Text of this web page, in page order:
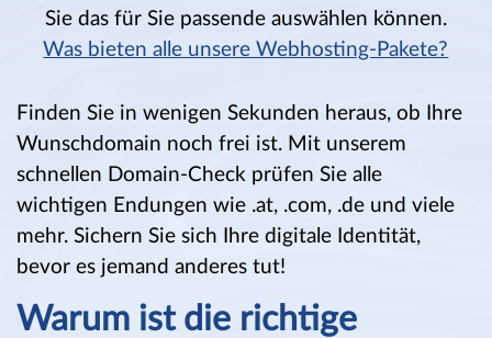
Sie das für Sie passende auswählen können.
Was bieten alle unsere Webhosting-Pakete?
Finden Sie in wenigen Sekunden heraus, ob Ihre
Wunschdomain noch frei ist. Mit unserem
schnellen Domain-Check prüfen Sie alle
wichtigen Endungen wie .at, .com, .de und viele
mehr. Sichern Sie sich Ihre digitale Identität,
bevor es jemand anderes tut!
Warum ist die richtige